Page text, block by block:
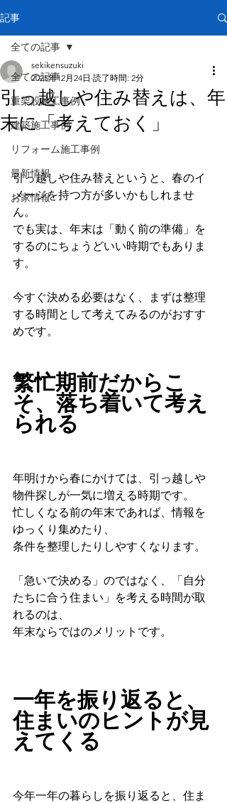
記事
全ての記事
重架設施工事例
建築施工事例
リフォーム施工事例
最新情報
お家情報
全ての記事
引っ越しや住み替えは、年
末に「考えておく」
sekikensuzuki
2025年12月24日 読了時間: 2分
引っ越しや住み替えというと、春のイ
メージを持つ方が多いかもしれませ
ん。
でも実は、年末は「動く前の準備」を
するのにちょうどいい時期でもありま
す。
今すぐ決める必要はなく、まずは整理
する時間として考えてみるのがおすす
めです。
繁忙期前だからこ
そ、落ち着いて考え
られる
年明けから春にかけては、引っ越しや
物件探しが一気に増える時期です。
忙しくなる前の年末であれば、情報を
ゆっくり集めたり、
条件を整理したりしやすくなります。
「急いで決める」のではなく、「自分
たちに合う住まい」を考える時間が取
れるのは、
年末ならではのメリットです。
一年を振り返ると、
住まいのヒントが見
えてくる
今年一年の暮らしを振り返ると、住ま